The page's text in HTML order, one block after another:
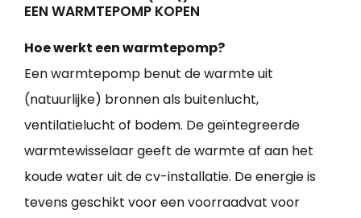
EEN WARMTEPOMP KOPEN
Hoe werkt een warmtepomp?
Een warmtepomp benut de warmte uit
(natuurlijke) bronnen als buitenlucht,
ventilatielucht of bodem. De geïntegreerde
warmtewisselaar geeft de warmte af aan het
koude water uit de cv-installatie. De energie is
tevens geschikt voor een voorraadvat voor